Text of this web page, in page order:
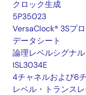
クロック生成
5P35023
VersaClock® 3Sプ
データシート
論理レベルシグナ
ISL3034E
4チャネルおよび6
レベル・トランス